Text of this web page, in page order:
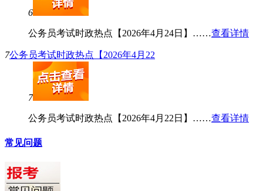
6
公务员考试时政热点【2026年4月24日】……查看详情
7公务员考试时政热点【2026年4月22
7
公务员考试时政热点【2026年4月22日】……查看详情
常见问题